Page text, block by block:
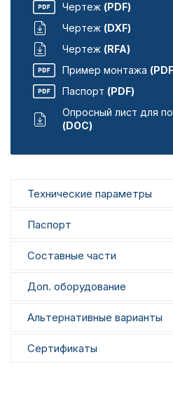
Чертеж (PDF)
Чертеж (DXF)
Чертеж (RFA)
Пример монтажа
Паспорт (PDF)
Опросный лист для
(DOC)
Технические параметры
Паспорт
Составные части
Доп. оборудование
Альтернативные варианты
Сертификаты